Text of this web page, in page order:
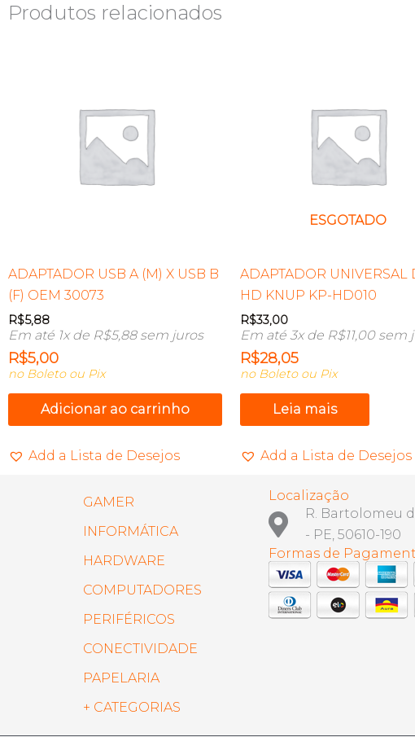
Produtos relacionados
ADAPTADOR USB A (M) X USB B
(F) OEM 30073
R$5,88
Em até 1x de R$5,88sem juros
R$5,00
no Boleto ou Pix
Adicionar ao carrinho
Add a Lista de Desejos
ESGOTADO
ADAPTADOR UNIVERSAL
HD KNUP KP-HD010
R$33,00
Em até 3x de R$11,00sem
R$28,05
no Boleto ou Pix
Leia mais
Add a Lista de Desejos
GAMER
INFORMÁTICA
HARDWARE
COMPUTADORES
PERIFÉRICOS
CONECTIVIDADE
PAPELARIA
+ CATEGORIAS
Localização
R. Bartolomeu
- PE, 50610-190
Formas de